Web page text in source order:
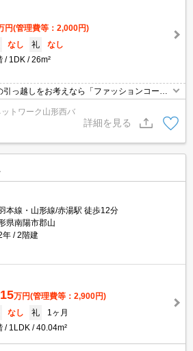
円(管理費等：2,000円)
なし 礼
なし
1DK 26m²
っ越しをお考えなら「ファッションコーポ
があると、すぐにベランダ菜園を始めるこ
信用の設備が整ってあり、加入後豊富なジ
す。築年数は経っていますが、その分お値
トワーク山形西バ
詳細を見る
本線・山形線/赤湯駅 徒歩12分
県南陽市郡山
年
2階建
万円(管理費等：2,900円)
なし 礼
1ヶ月
1LDK 40.04m²